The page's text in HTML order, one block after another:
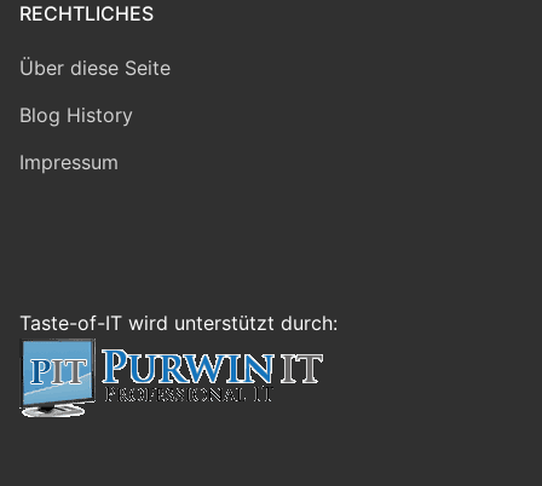
RECHTLICHES
Über diese Seite
Blog History
Impressum
Taste-of-IT wird unterstützt durch: